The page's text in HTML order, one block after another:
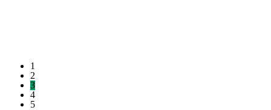
1
2
3
4
5